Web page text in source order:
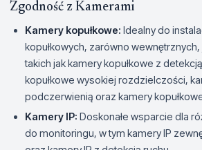
Zgodność z Kamerami
Kamery kopułkowe: Idealny do
kopułkowych, zarówno
takich jak kamery kopułkowe z
kopułkowe wysokiej rozdzielczości,
podczerwienią oraz kamery
Kamery IP: Doskonałe wsparcie dla
do monitoringu, w tym kamery IP